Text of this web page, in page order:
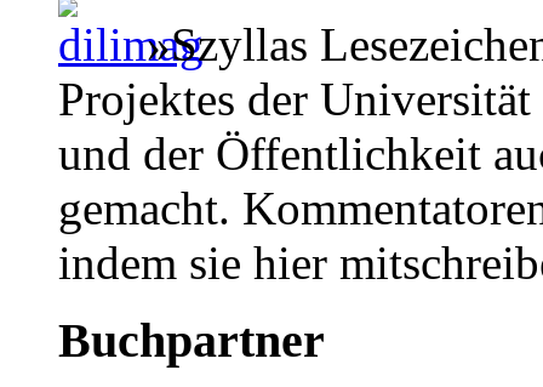
»Szyllas
Projektes der
und der Öffentlichkeit
gemacht.
indem sie hier
Buchpartner